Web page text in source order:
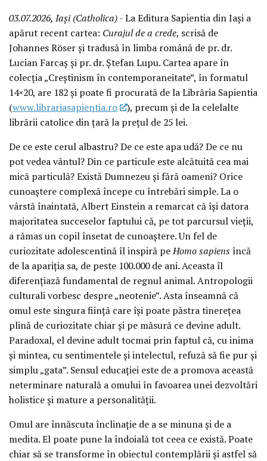
03.07.2026, Iași (Catholica)- La Editura Sapientia din Iași a
apărut recent cartea: Curajul de a crede, scrisă de
Johannes Röser și tradusă în limba română de pr. dr.
Lucian Farcaș și pr. dr. Ștefan Lupu. Cartea apare în
colecția „Creștinism în contemporaneitate”, în formatul
14×20, are 182 și poate fi procurată de la Librăria Sapientia
(www.librariasapientia.ro
), precum și de la celelalte
librării catolice din țară la prețul de 25 lei.
De ce este cerul albastru? De ce este apa udă? De ce nu
pot vedea vântul? Din ce particule este alcătuită cea mai
mică particulă? Există Dumnezeu și fără oameni? Orice
cunoaștere complexă începe cu întrebări simple. La o
vârstă înaintată, Albert Einstein a remarcat că își datora
majoritatea succeselor faptului că, pe tot parcursul vieții,
a rămas un copil însetat de cunoaștere. Un fel de
curiozitate adolescentină îl inspiră peHomo sapiens încă
de la apariția sa, de peste 100.000 de ani. Aceasta îl
diferențiază fundamental de regnul animal. Antropologii
culturali vorbesc despre „neotenie”. Asta înseamnă că
omul este singura ființă care își poate păstra tinerețea
plină de curiozitate chiar și pe măsură ce devine adult.
Paradoxal, el devine adult tocmai prin faptul că, cu inima
și mintea, cu sentimentele și intelectul, refuză să fie pur și
simplu „gata”. Sensul educației este de a promova această
neterminare naturală a omului în favoarea unei dezvoltări
holistice și mature a personalității.
Omul are înnăscuta înclinație de a se minuna și de a
medita. El poate pune la îndoială tot ceea ce există. Poate
chiar să se transforme în obiectul contemplării și astfel să